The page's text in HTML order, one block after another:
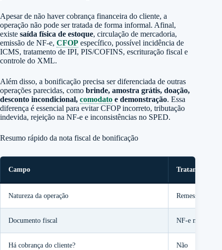
Apesar de não haver cobrança financeira do cliente, a
operação não pode ser tratada de forma informal. Afinal,
existe saída física de estoque, circulação de mercadoria,
emissão de NF-e, CFOP específico, possível incidência de
ICMS, tratamento de IPI, PIS/COFINS, escrituração fiscal e
controle do XML.
Além disso, a bonificação precisa ser diferenciada de outras
operações parecidas, como brinde, amostra grátis, doação,
desconto incondicional, comodato e demonstração. Essa
diferença é essencial para evitar CFOP incorreto, tributação
indevida, rejeição na NF-e e inconsistências no SPED.
Resumo rápido da nota fiscal de bonificação
Campo Tratamento
Natureza da operação Remessa em
Documento fiscal NF-e modelo 55
Há cobrança do cliente? Não